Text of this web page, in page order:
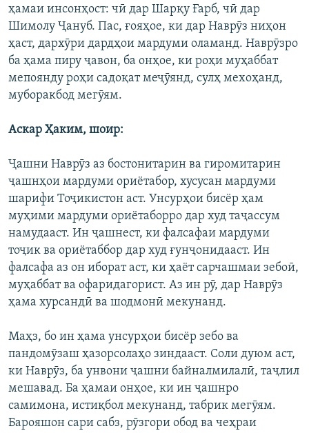
ҳамаи инсонҳост: чӣ дар Шарқу Ғарб, чӣ дар
Шимолу Ҷануб. Пас, ғояҳое, ки дар Наврӯз ниҳон
ҳаст, дархӯри дардҳои мардуми оламанд. Наврӯзро
ба ҳама пиру ҷавон, ба онҳое, ки роҳи муҳаббат
мепоянду роҳи садоқат меҷӯянд, сулҳ мехоҳанд,
муборакбод мегӯям.
Аскар Ҳаким, шоир:
Ҷашни Наврӯз аз бостонитарин ва гиромитарин
ҷашнҳои мардуми ориётабор, хусусан мардуми
шарифи Тоҷикистон аст. Унсурҳои бисёр ҳам
муҳими мардуми ориётаборро дар худ таҷассум
намудааст. Ин ҷашнест, ки фалсафаи мардуми
тоҷик ва ориётаббор дар худ ғунҷонидааст. Ин
фалсафа аз он иборат аст, ки ҳаёт сарчашмаи зебоӣ,
муҳаббат ва офаридагорист. Аз ин рӯ, дар Наврӯз
ҳама хурсандӣ ва шодмонӣ мекунанд.
Маҳз, бо ин ҳама унсурҳои бисёр зебо ва
пандомӯзаш ҳазорсолаҳо зиндааст. Соли дуюм аст,
ки Наврӯз, ба унвони ҷашни байналмилалӣ, таҷлил
мешавад. Ба ҳамаи онҳое, ки ин ҷашнро
самимона, истиқбол мекунанд, табрик мегӯям.
Барояшон сари сабз, рӯзгори обод ва чеҳраи